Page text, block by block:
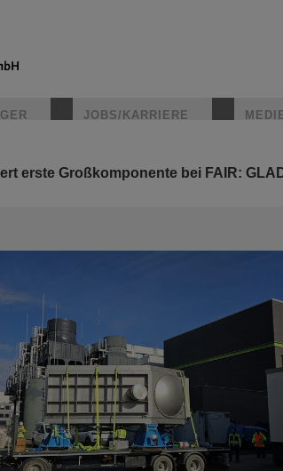
JOBS/KARRIERE
erste Großkomponente bei FAIR: